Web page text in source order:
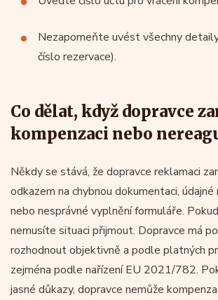
Nezapomeňte uvést všechny
číslo rezervace).
Co dělat, když dopravce
kompenzaci nebo
Někdy se stává, že dopravce reklamaci
odkazem na chybnou dokumentaci, údajné
nebo nesprávné vyplnění formuláře.
nemusíte situaci přijmout. Dopravce má
rozhodnout objektivně a podle platných
zejména podle nařízení EU 2021/782.
jasné důkazy, dopravce nemůže